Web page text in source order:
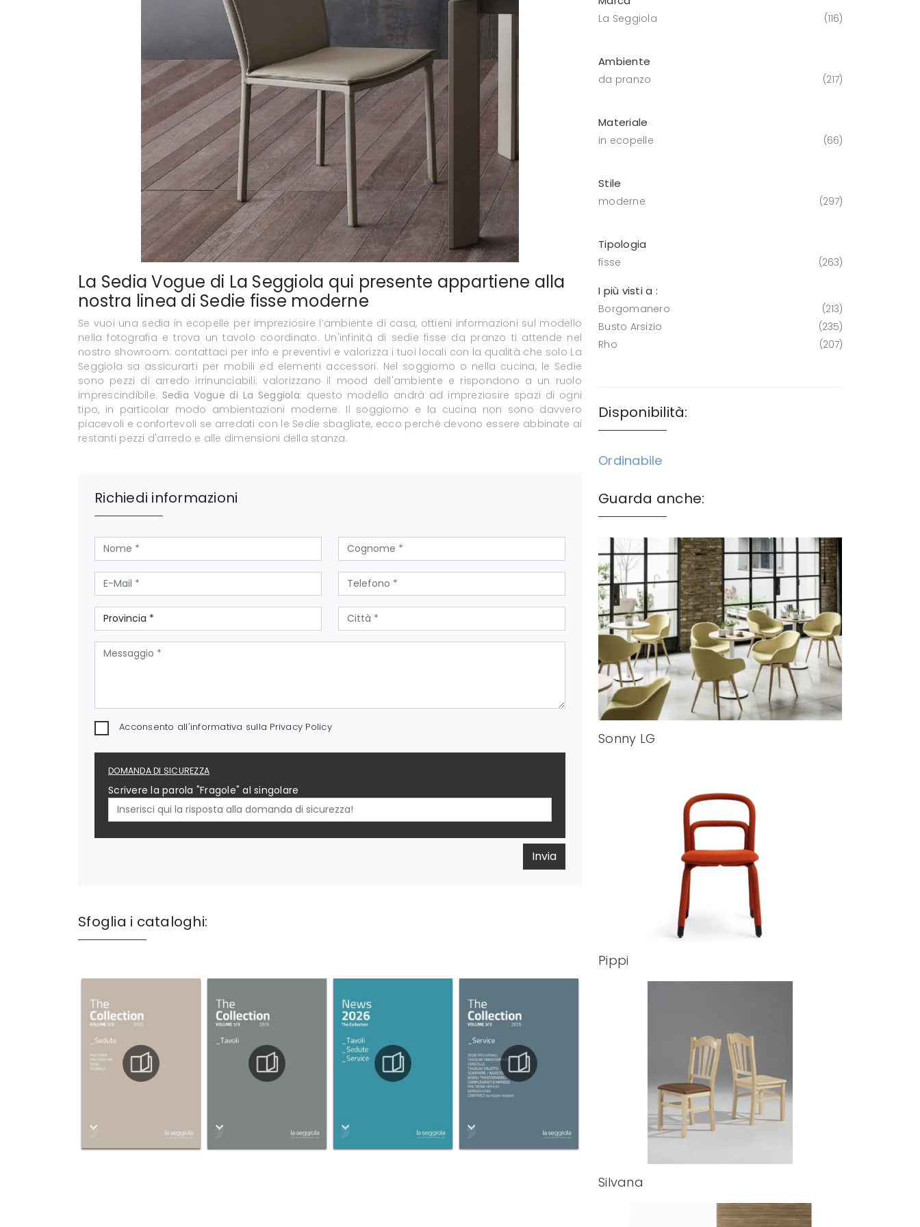
La Sedia Vogue di La Seggiola qui presente appartiene alla
nostra linea di Sedie fisse moderne
Se vuoi una sedia in ecopelle per impreziosire l’ambiente di casa, ottieni informazioni sul modello
nella fotografia e trova un tavolo coordinato. Un'infinità di sedie fisse da pranzo ti attende nel
nostro showroom: contattaci per info e preventivi e valorizza i tuoi locali con la qualità che solo La
Seggiola sa assicurarti per mobili ed elementi accessori. Nel soggiorno o nella cucina, le Sedie
sono pezzi di arredo irrinunciabili: valorizzano il mood dell'ambiente e rispondono a un ruolo
imprescindibile. Sedia Vogue di La Seggiola: questo modello andrà ad impreziosire spazi di ogni
tipo, in particolar modo ambientazioni moderne. Il soggiorno e la cucina non sono davvero
piacevoli e confortevoli se arredati con le Sedie sbagliate, ecco perché devono essere abbinate ai
restanti pezzi d'arredo e alle dimensioni della stanza.
Richiedi informazioni
Acconsento all'informativa sulla Privacy Policy
DOMANDA DI SICUREZZA
Scrivere la parola "Fragole" al singolare
Invia
Sfoglia i cataloghi:
La Seggiola 116
Ambiente
da pranzo 217
Materiale
in ecopelle 66
Stile
moderne 297
Tipologia
fisse 263
I più visti a :
Borgomanero
213
Busto Arsizio
235
Rho
207
Disponibilità:
Ordinabile
Guarda anche:
Sonny LG
Pippi
Silvana